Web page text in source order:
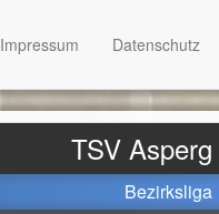
TSV Asperg
Bezirksliga
Impressum Datenschutz